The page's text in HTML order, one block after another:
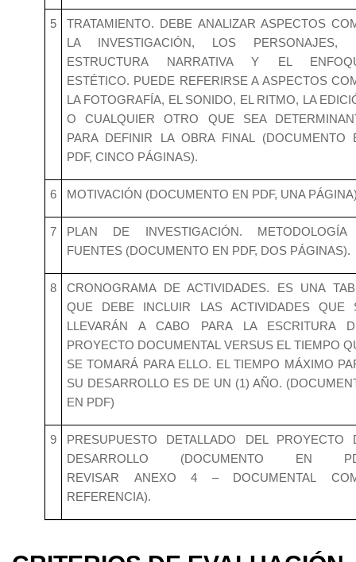
5
TRATAMIENTO. DEBE ANALIZAR ASPECTOS
LA INVESTIGACIÓN, LOS PERSONAJES,
ESTRUCTURA NARRATIVA Y EL
ESTÉTICO. PUEDE REFERIRSE A ASPECTOS
LA FOTOGRAFÍA, EL SONIDO, EL RITMO, LA
O CUALQUIER OTRO QUE SEA
PARA DEFINIR LA OBRA FINAL (DOCUMENTO
PDF, CINCO PÁGINAS).
6 MOTIVACIÓN (DOCUMENTO EN PDF, UNA
7
PLAN DE INVESTIGACIÓN.
FUENTES (DOCUMENTO EN PDF, DOS PÁGINAS).
8
CRONOGRAMA DE ACTIVIDADES. ES UNA
QUE DEBE INCLUIR LAS ACTIVIDADES QUE
LLEVARÁN A CABO PARA LA ESCRITURA
PROYECTO DOCUMENTAL VERSUS EL TIEMPO
SE TOMARÁ PARA ELLO. EL TIEMPO MÁXIMO
SU DESARROLLO ES DE UN (1) AÑO.
EN PDF)
9
PRESUPUESTO DETALLADO DEL PROYECTO
DESARROLLO (DOCUMENTO EN
REVISAR ANEXO 4 – DOCUMENTAL
REFERENCIA).